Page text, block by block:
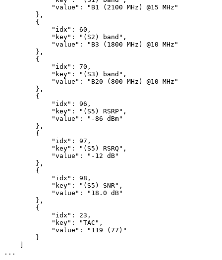
            "value": "B1 (2100 MHz) @15 MHz"
        },
        {
            "idx": 60,
            "key": "(S2) band",
            "value": "B3 (1800 MHz) @10 MHz"
        },
        {
            "idx": 70,
            "key": "(S3) band",
            "value": "B20 (800 MHz) @10 MHz"
        },
        {
            "idx": 96,
            "key": "(S5) RSRP",
            "value": "-86 dBm"
        },
        {
            "idx": 97,
            "key": "(S5) RSRQ",
            "value": "-12 dB"
        },
        {
            "idx": 98,
            "key": "(S5) SNR",
            "value": "18.0 dB"
        },
        {
            "idx": 23,
            "key": "TAC",
            "value": "119 (77)"
        }
    ]
...